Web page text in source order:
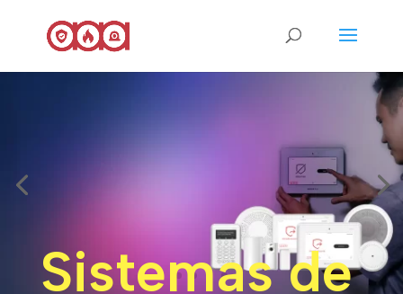
Sistemas de